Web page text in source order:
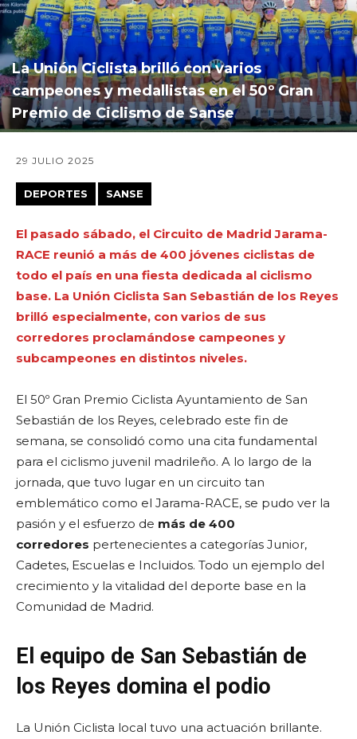
La Unión Ciclista brilló con varios
campeones y medallistas en el 50º Gran
Premio de Ciclismo de Sanse
29 JULIO 2025
DEPORTES SANSE
El pasado sábado, el Circuito de Madrid Jarama-
RACE reunió a más de 400 jóvenes ciclistas de
todo el país en una fiesta dedicada al ciclismo
base. La Unión Ciclista San Sebastián de los Reyes
brilló especialmente, con varios de sus
corredores proclamándose campeones y
subcampeones en distintos niveles.
El 50º Gran Premio Ciclista Ayuntamiento de San
Sebastián de los Reyes, celebrado este fin de
semana, se consolidó como una cita fundamental
para el ciclismo juvenil madrileño. A lo largo de la
jornada, que tuvo lugar en un circuito tan
emblemático como el Jarama-RACE, se pudo ver la
pasión y el esfuerzo de más de 400
corredores pertenecientes a categorías Junior,
Cadetes, Escuelas e Incluidos. Todo un ejemplo del
crecimiento y la vitalidad del deporte base en la
Comunidad de Madrid.
El equipo de San Sebastián de
los Reyes domina el podio
La Unión Ciclista local tuvo una actuación brillante.